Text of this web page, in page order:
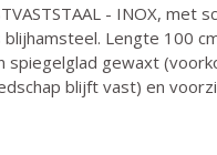
- INOX, met
Lengte 100
spiegelglad gewaxt
blijft vast) en